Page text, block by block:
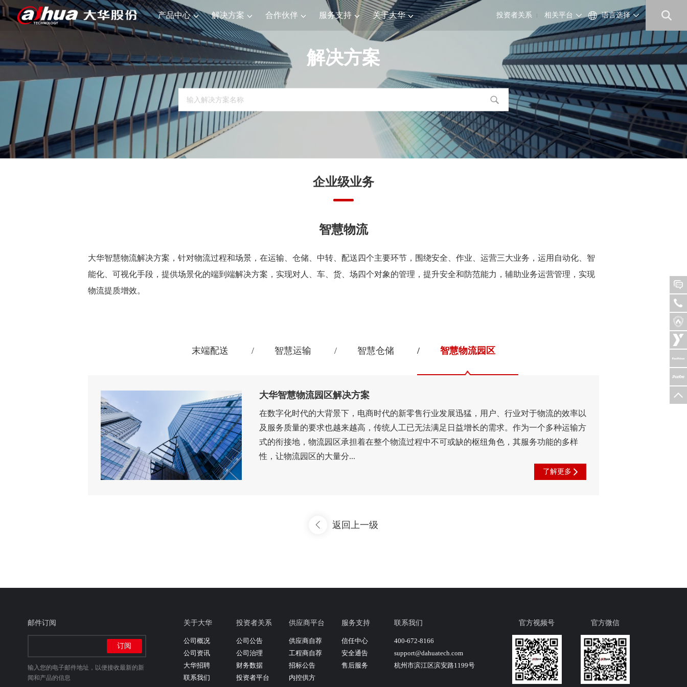
语言选择
相关平台
投资者关系
产品中心 解决方案 合作伙伴 服务支持 关于大华
解决方案
企业级业务
智慧物流
大华智慧物流解决方案，针对物流过程和场景，在运输、仓储、中转、配送四个主要环节，围绕安全、作业、运营三大业务，运用自动化、智
能化、可视化手段，提供场景化的端到端解决方案，实现对人、车、货、场四个对象的管理，提升安全和防范能力，辅助业务运营管理，实现
物流提质增效。
末端配送 智慧运输 智慧仓储 智慧物流园区
大华智慧物流园区解决方案
在数字化时代的大背景下，电商时代的新零售行业发展迅猛，用户、行业对于物流的效率以
及服务质量的要求也越来越高，传统人工已无法满足日益增长的需求。作为一个多种运输方
式的衔接地，物流园区承担着在整个物流过程中不可或缺的枢纽角色，其服务功能的多样
性，让物流园区的大量分...
了解更多
返回上一级
邮件订阅
输入您的电子邮件地址，以便接收最新的新
闻和产品的信息
关于大华
公司概况
公司资讯
大华招聘
联系我们
投资者关系
公司公告
公司治理
财务数据
投资者平台
供应商平台
供应商自荐
工程商自荐
招标公告
内控供方
服务支持
信任中心
安全通告
售后服务
联系我们
400-672-8166
support@dahuatech.com
杭州市滨江区滨安路1199号
官方视频号 官方微信